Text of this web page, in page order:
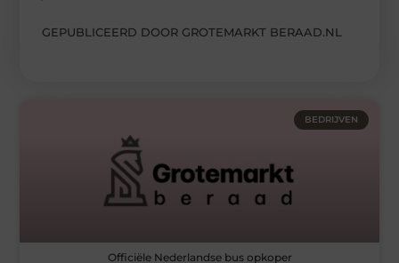
GEPUBLICEERD DOOR GROTEMARKT BERAAD.NL
BEDRIJVEN
Officiële Nederlandse bus opkoper